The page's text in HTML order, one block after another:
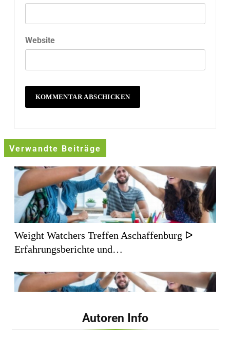
Website
Verwandte Beiträge
Weight Watchers Treffen Aschaffenburg ᐅ
Erfahrungsberichte und…
Autoren Info